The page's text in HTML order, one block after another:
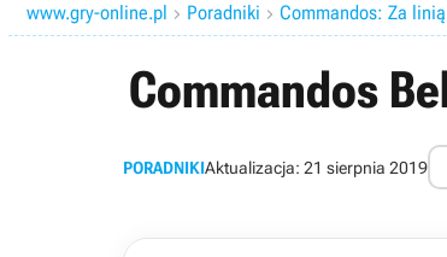
www.gry-online.pl  Poradniki  Commandos: Za
Commandos
PORADNIKIAktualizacja: 21 sierpnia 2019